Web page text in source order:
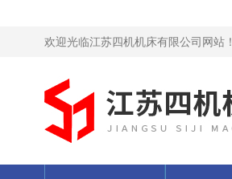
欢迎光临江苏四机机床有限公司网站！